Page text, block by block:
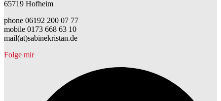
65719 Hofheim
phone 06192 200 07 77
mobile 0173 668 63 10
mail(at)sabinekristan.de
Folge mir